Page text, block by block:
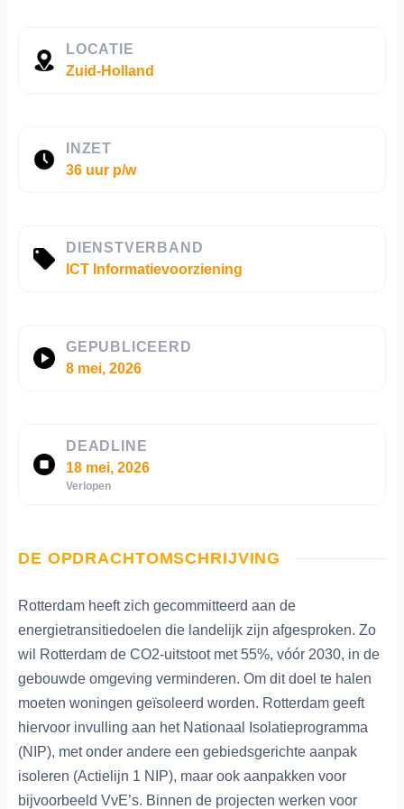
LOCATIE
Zuid-Holland
INZET
36 uur p/w
DIENSTVERBAND
ICT Informatievoorziening
GEPUBLICEERD
8 mei, 2026
DEADLINE
18 mei, 2026
Verlopen
DE OPDRACHTOMSCHRIJVING
Rotterdam heeft zich gecommitteerd aan de
energietransitiedoelen die landelijk zijn afgesproken. Zo
wil Rotterdam de CO2-uitstoot met 55%, vóór 2030, in de
gebouwde omgeving verminderen. Om dit doel te halen
moeten woningen geïsoleerd worden. Rotterdam geeft
hiervoor invulling aan het Nationaal Isolatieprogramma
(NIP), met onder andere een gebiedsgerichte aanpak
isoleren (Actielijn 1 NIP), maar ook aanpakken voor
bijvoorbeeld VvE’s. Binnen de projecten werken voor